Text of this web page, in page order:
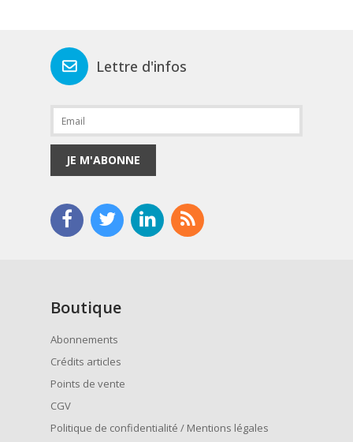
Lettre d'infos
JE M'ABONNE
Boutique
Abonnements
Crédits articles
Points de vente
CGV
Politique de confidentialité / Mentions légales